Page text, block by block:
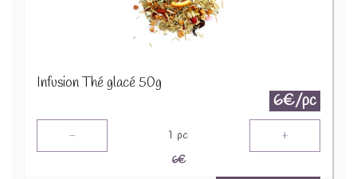
Infusion Thé glacé 50g
6€/pc
- 1 pc +
6€